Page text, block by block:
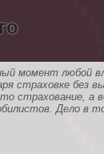
момент любой
страховке без
страхование, а
Дело в